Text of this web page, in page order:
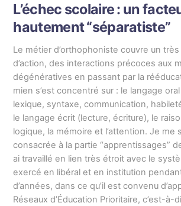
L’échec scolaire : un
hautement “séparatiste”
Le métier d’orthophoniste couvre un
d’action, des interactions précoces aux
dégénératives en passant par la
mien s’est concentré sur : le langage
lexique, syntaxe, communication,
le langage écrit (lecture, écriture), le
logique, la mémoire et l’attention. Je me
consacrée à la partie “apprentissages”
ai travaillé en lien très étroit avec le
exercé en libéral et en institution
d’années, dans ce qu’il est convenu
Réseaux d’Éducation Prioritaire, c’est-à-